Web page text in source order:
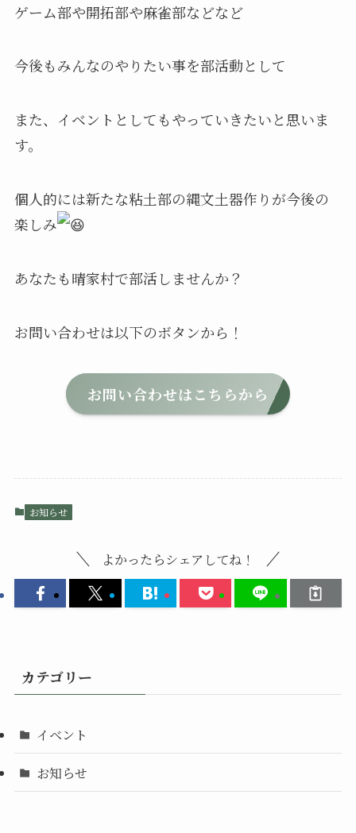
ゲーム部や開拓部や麻雀部などなど
今後もみんなのやりたい事を部活動として
また、イベントとしてもやっていきたいと思いま
す。
個人的には新たな粘土部の縄文土器作りが今後の
楽しみ
あなたも晴家村で部活しませんか？
お問い合わせは以下のボタンから！
お問い合わせはこちらから
お知らせ
よかったらシェアしてね！
カテゴリー
イベント
お知らせ